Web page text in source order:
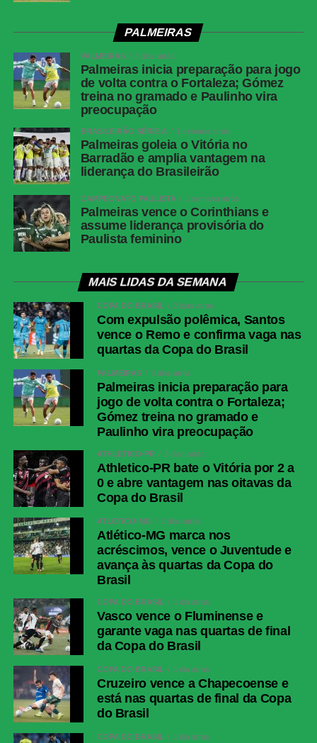
PALMEIRAS
PALMEIRAS 3 dias atrás
Palmeiras inicia preparação para jogo
de volta contra o Fortaleza; Gómez
treina no gramado e Paulinho vira
preocupação
BRASILEIRÃO SÉRIE A 1 semana atrás
Palmeiras goleia o Vitória no
Barradão e amplia vantagem na
liderança do Brasileirão
CAMPEONATO PAULISTA 1 semana atrás
Palmeiras vence o Corinthians e
assume liderança provisória do
Paulista feminino
MAIS LIDAS DA SEMANA
COPA DO BRASIL 2 dias atrás
Com expulsão polêmica, Santos
vence o Remo e confirma vaga nas
quartas da Copa do Brasil
PALMEIRAS 3 dias atrás
Palmeiras inicia preparação para
jogo de volta contra o Fortaleza;
Gómez treina no gramado e
Paulinho vira preocupação
ATHLETICO-PR 3 dias atrás
Athletico-PR bate o Vitória por 2 a
0 e abre vantagem nas oitavas da
Copa do Brasil
ATLÉTICO-MG 2 dias atrás
Atlético-MG marca nos
acréscimos, vence o Juventude e
avança às quartas da Copa do
Brasil
COPA DO BRASIL 1 dia atrás
Vasco vence o Fluminense e
garante vaga nas quartas de final
da Copa do Brasil
COPA DO BRASIL 1 dia atrás
Cruzeiro vence a Chapecoense e
está nas quartas de final da Copa
do Brasil
COPA DO BRASIL 1 dia atrás